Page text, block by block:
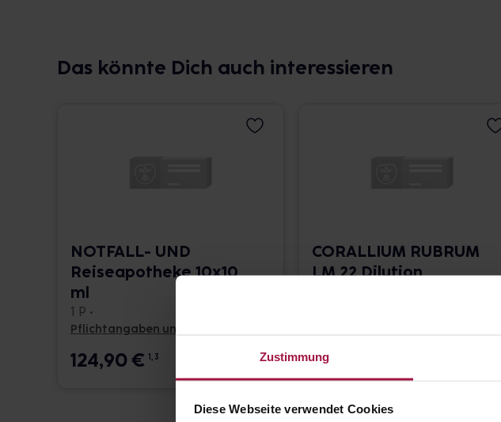
Zustimmung
Diese Webseite verwendet Cookies
Das könnte Dich auch interessieren
NOTFALL- UND
Reiseapotheke 10x10
ml
1 P •
Pflichtangaben und Details
124,90€ 1, 3
CORALLIUM RUBRUM
LM 22 Dilution
17,66